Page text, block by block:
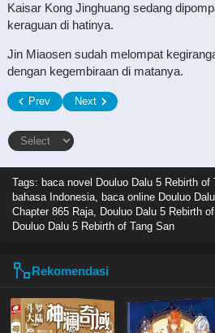
Kaisar Kong Jinghuang sedang
keraguan di hatinya.
Jin Miaosen sudah melompat
dengan kegembiraan di matanya.
Prev Next
Tags: baca novel Douluo Dalu 5 Rebirth
bahasa Indonesia, baca online Douluo
Chapter 865 Raja, Douluo Dalu 5 Rebirth
Douluo Dalu 5 Rebirth of Tang San
Rekomendasi